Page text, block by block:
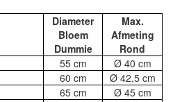
Diameter
Bloem
Dummie
Max.
Afmeting
Rond
55 cm
Ø 40 cm
60 cm
Ø 42,5 cm
65 cm
Ø 45 cm